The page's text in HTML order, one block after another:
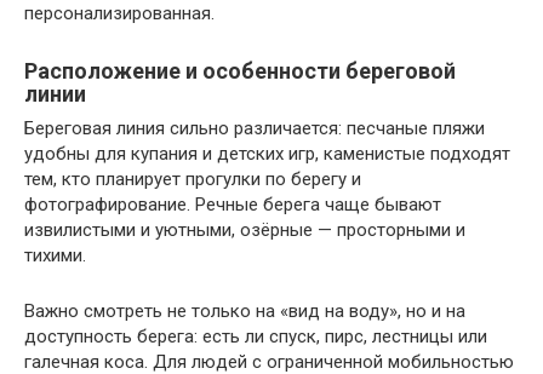
персонализированная.
Расположение и особенности береговой
линии
Береговая линия сильно различается: песчаные пляжи
удобны для купания и детских игр, каменистые подходят
тем, кто планирует прогулки по берегу и
фотографирование. Речные берега чаще бывают
извилистыми и уютными, озёрные — просторными и
тихими.
Важно смотреть не только на «вид на воду», но и на
доступность берега: есть ли спуск, пирс, лестницы или
галечная коса. Для людей с ограниченной мобильностью